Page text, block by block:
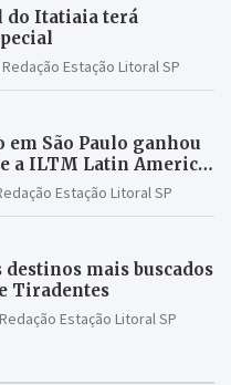
do Itatiaia terá
Redação Estação Litoral SP
São Paulo ganhou
a ILTM Latin America
Estação Litoral SP
destinos mais buscados
Tiradentes
Redação Estação Litoral SP